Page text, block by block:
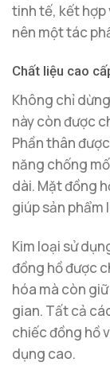
tinh tế, kết hợp
nên một tác
Chất liệu cao
Không chỉ
này còn được
Phần thân
năng chống
dài. Mặt đồng
giúp sản phẩm
Kim loại sử
đồng hồ được
hóa mà còn
gian. Tất cả
chiếc đồng hồ
dụng cao.